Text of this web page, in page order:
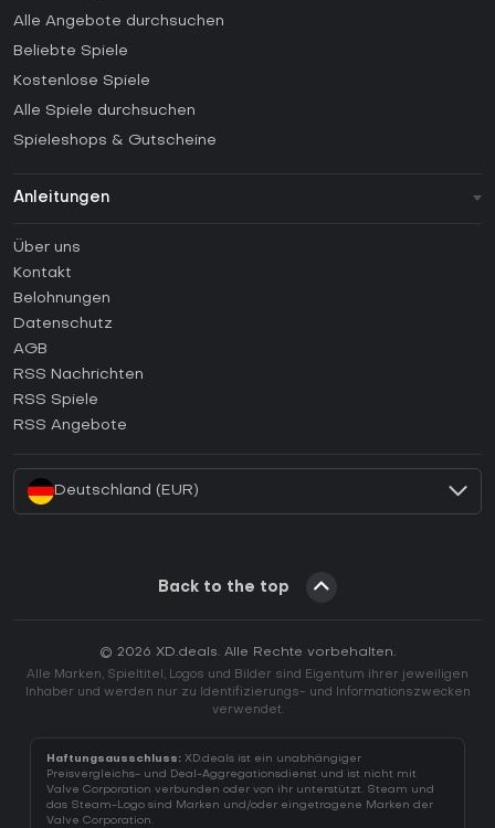
Alle Angebote durchsuchen
Beliebte Spiele
Kostenlose Spiele
Alle Spiele durchsuchen
Spieleshops & Gutscheine
Anleitungen
Anleitungen
Wie aktiviert man einen Steam CD Key?
Wie aktiviert man einen Epic Games CD Key?
Wie aktiviert man einen GOG CD Key?
Wie aktiviert man einen Ubisoft Connect CD Key?
Wie aktiviert man einen EA App CD Key?
Über uns
Kontakt
Belohnungen
Datenschutz
AGB
RSS Nachrichten
RSS Spiele
RSS Angebote
Deutschland (EUR)
Back to the top
© 2026 XD.deals. Alle Rechte vorbehalten.
Alle Marken, Spieltitel, Logos und Bilder sind Eigentum ihrer jeweiligen
Inhaber und werden nur zu Identifizierungs- und Informationszwecken
verwendet.
Haftungsausschluss: XD.deals ist ein unabhängiger
Preisvergleichs- und Deal-Aggregationsdienst und ist nicht mit
Valve Corporation verbunden oder von ihr unterstützt. Steam und
das Steam-Logo sind Marken und/oder eingetragene Marken der
Valve Corporation.